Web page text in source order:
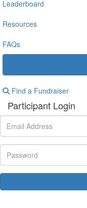
Leaderboard
Resources
FAQs
Find a Fundraiser
Participant Login